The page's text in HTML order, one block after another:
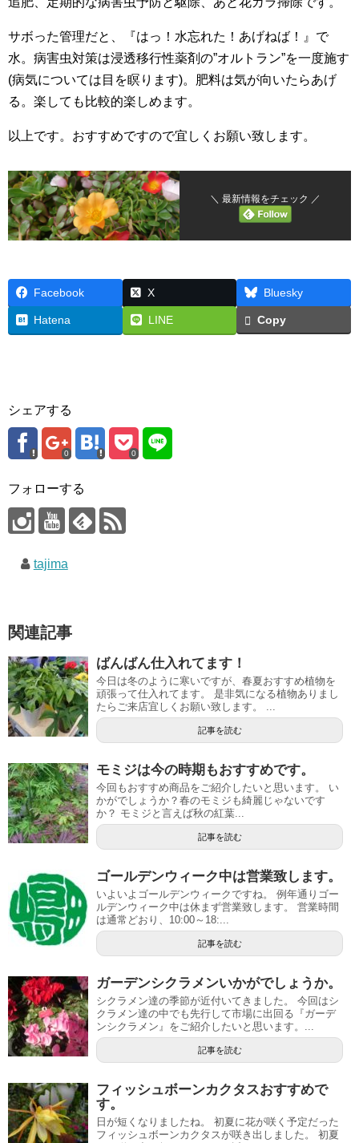
サボった管理だと、『はっ！水忘れた！あげねば！』で
水。病害虫対策は浸透移行性薬剤の”オルトラン”を一度施す
(病気については目を瞑ります)。肥料は気が向いたらあげ
る。楽しても比較的楽しめます。
以上です。おすすめですので宜しくお願い致します。
＼ 最新情報をチェック ／
Facebook X Bluesky
Hatena LINE Copy
シェアする
0 0
フォローする
tajima
関連記事
ばんばん仕入れてます！
今日は冬のように寒いですが、春夏おすすめ植物を
頑張って仕入れてます。 是非気になる植物ありまし
たらご来店宜しくお願い致します。 ...
記事を読む
モミジは今の時期もおすすめです。
今回もおすすめ商品をご紹介したいと思います。 い
かがでしょうか？春のモミジも綺麗じゃないです
か？ モミジと言えば秋の紅葉...
記事を読む
ゴールデンウィーク中は営業致します。
いよいよゴールデンウィークですね。 例年通りゴー
ルデンウィーク中は休まず営業致します。 営業時間
は通常どおり、10:00～18:...
記事を読む
ガーデンシクラメンいかがでしょうか。
シクラメン達の季節が近付いてきました。 今回はシ
クラメン達の中でも先行して市場に出回る『ガーデ
ンシクラメン』をご紹介したいと思います。...
記事を読む
フィッシュボーンカクタスおすすめで
す。
日が短くなりましたね。 初夏に花が咲く予定だった
フィッシュボーンカクタスが咲き出しました。 初夏